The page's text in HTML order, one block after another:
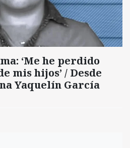
‘Me he perdido
mis hijos’ / Desde
Yaquelín García